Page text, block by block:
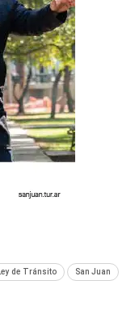
Ley de Tránsito San Juan